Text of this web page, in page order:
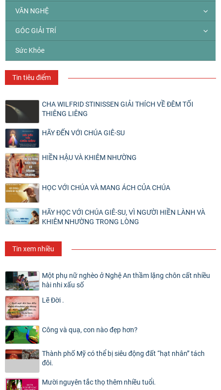
VĂN NGHỆ
GÓC GIẢI TRÍ
Sức Khỏe
Tin tiêu điểm
CHA WILFRID STINISSEN GIẢI THÍCH VỀ ĐÊM TỐI
THIÊNG LIÊNG
HÃY ĐẾN VỚI CHÚA GIÊ-SU
HIỀN HẬU VÀ KHIÊM NHƯỜNG
HỌC VỚI CHÚA VÀ MANG ÁCH CỦA CHÚA
HÃY HỌC VỚI CHÚA GIÊ-SU, VÌ NGƯỜI HIỀN LÀNH VÀ
KHIÊM NHƯỜNG TRONG LÒNG
Tin xem nhiều
Một phụ nữ nghèo ở Nghệ An thầm lặng chôn cất nhiều
hài nhi xấu số
Lẽ Đời .
Công và quạ, con nào đẹp hơn?
Thành phố Mỹ có thể bị siêu động đất “hạt nhân” tách
đôi.
Mười nguyên tắc thọ thêm nhiều tuổi.